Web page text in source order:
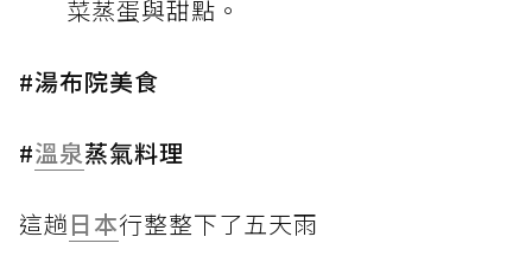
菜蒸蛋與甜點。
#湯布院美食
#溫泉蒸氣料理
這趟日本行整整下了五天雨